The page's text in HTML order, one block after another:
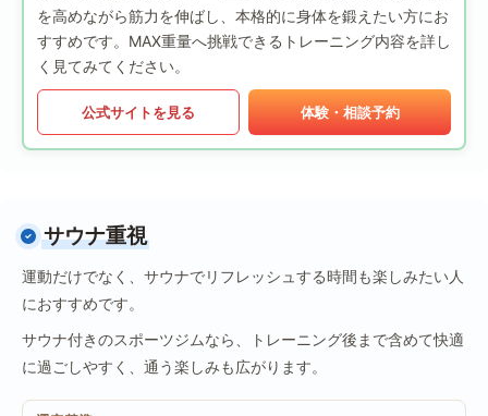
を高めながら筋力を伸ばし、本格的に身体を鍛えたい方にお
すすめです。MAX重量へ挑戦できるトレーニング内容を詳し
く見てみてください。
公式サイトを見る 体験・相談予約
サウナ重視
運動だけでなく、サウナでリフレッシュする時間も楽しみたい人
におすすめです。
サウナ付きのスポーツジムなら、トレーニング後まで含めて快適
に過ごしやすく、通う楽しみも広がります。